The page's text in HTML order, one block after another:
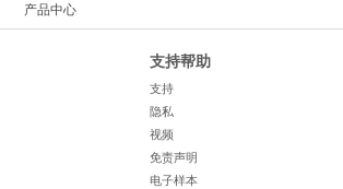
产品中心
支持帮助
支持
隐私
视频
免责声明
电子样本